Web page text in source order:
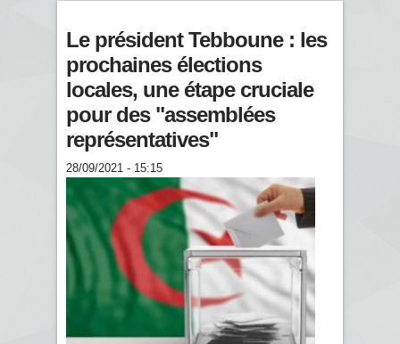
Le président Tebboune : les
prochaines élections
locales, une étape cruciale
pour des "assemblées
représentatives"
28/09/2021 - 15:15